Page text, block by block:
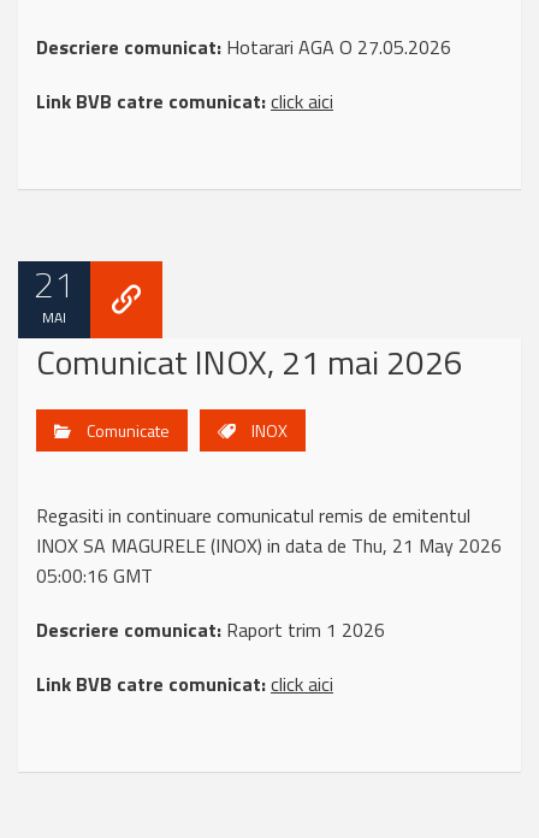
Descriere comunicat: Hotarari AGA O 27.05.2026
Link BVB catre comunicat:click aici
21
MAI
Comunicat INOX, 21 mai 2026
Comunicate INOX
Regasiti in continuare comunicatul remis de emitentul
INOX SA MAGURELE (INOX) in data de Thu, 21 May 2026
05:00:16 GMT
Descriere comunicat: Raport trim 1 2026
Link BVB catre comunicat:click aici